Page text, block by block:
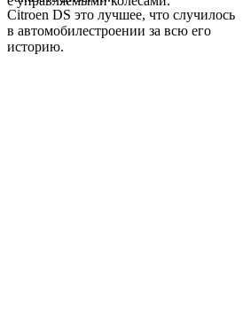
Citroen DS это лучшее, что случилось
в автомобилестроении за всю его
историю.